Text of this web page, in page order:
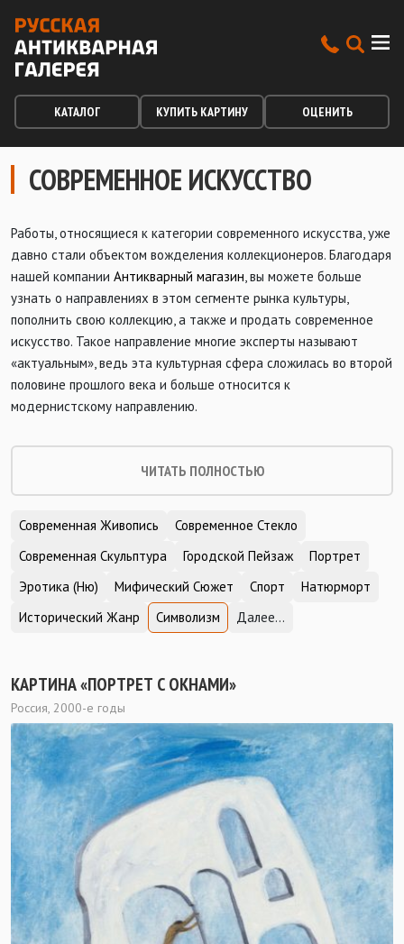
КАТАЛОГ КУПИТЬ КАРТИНУ ОЦЕНИТЬ
СОВРЕМЕННОЕ ИСКУССТВО
Работы, относящиеся к категории современного искусства, уже
давно стали объектом вожделения коллекционеров. Благодаря
нашей компании Антикварный магазин, вы можете больше
узнать о направлениях в этом сегменте рынка культуры,
пополнить свою коллекцию, а также и продать современное
искусство. Такое направление многие эксперты называют
«актуальным», ведь эта культурная сфера сложилась во второй
половине прошлого века и больше относится к
модернистскому направлению.
ЧИТАТЬ ПОЛНОСТЬЮ
Современная Живопись
Современное Стекло
Современная Скульптура
Городской Пейзаж
Портрет
Эротика (Ню)
Мифический Сюжет Спорт
Натюрморт
Исторический Жанр
Символизм Далее...
КАРТИНА «ПОРТРЕТ С ОКНАМИ»
Россия, 2000-е годы